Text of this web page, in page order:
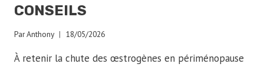
CONSEILS
ParAnthony 18/05/2026
À retenir la chute des œstrogènes en périménopause